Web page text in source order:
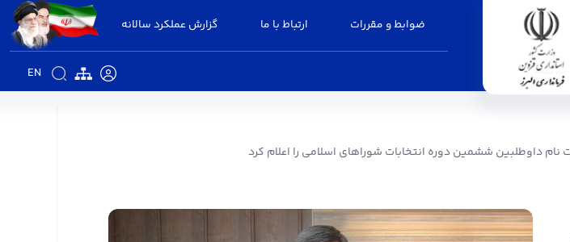
ضوابط و مقررات ارتباط با ما گزارش عملکرد سالانه
EN
نام داوطلبین ششمین دوره انتخابات شوراهای اسلامی را اعلام کرد